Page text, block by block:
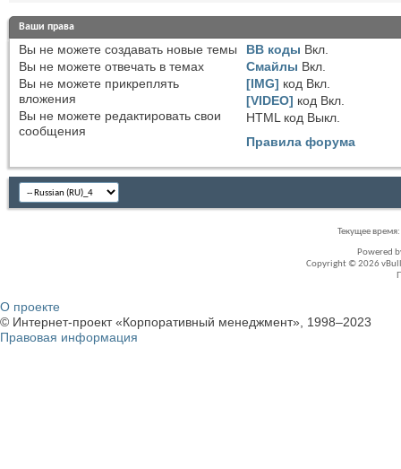
Ваши права
Вы не можете создавать новые темы
Вы не можете отвечать в темах
Вы не можете прикреплять
вложения
Вы не можете редактировать свои
сообщения
BB коды Вкл.
Смайлы Вкл.
[IMG] код Вкл.
[VIDEO] код Вкл.
HTML код Выкл.
Правила форума
Текущее время:
Powered
Copyright © 2026
О проекте
© Интернет-проект «Корпоративный менеджмент», 1998–2023
Правовая информация